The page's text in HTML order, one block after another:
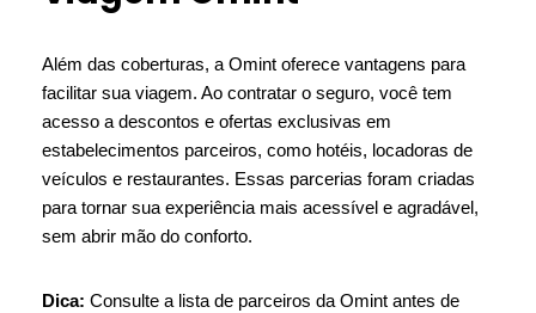
Além das coberturas, a Omint oferece vantagens para
facilitar sua viagem. Ao contratar o seguro, você tem
acesso a descontos e ofertas exclusivas em
estabelecimentos parceiros, como hotéis, locadoras de
veículos e restaurantes. Essas parcerias foram criadas
para tornar sua experiência mais acessível e agradável,
sem abrir mão do conforto.
Dica: Consulte a lista de parceiros da Omint antes de